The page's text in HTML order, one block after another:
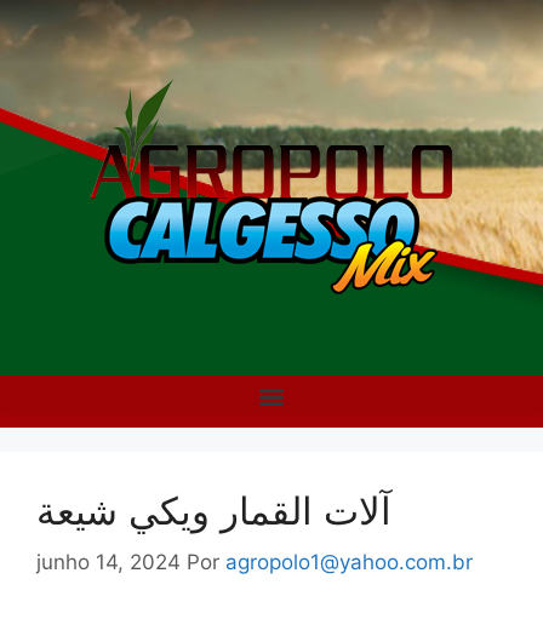
آلات القمار ويكي شيعة
junho 14, 2024 Por agropolo1@yahoo.com.br